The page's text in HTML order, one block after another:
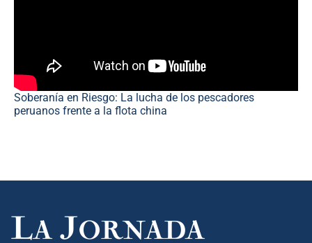
Soberanía en Riesgo: La lucha de los pescadores
peruanos frente a la flota china